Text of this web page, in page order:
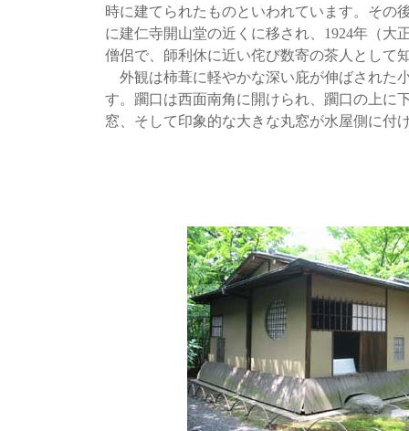
時に建てられたものといわれています。その
に建仁寺開山堂の近くに移され、1924年（大
僧侶で、師利休に近い侘び数寄の茶人として
外観は柿葺に軽やかな深い庇が伸ばされた
す。躙口は西面南角に開けられ、躙口の上に
窓、そして印象的な大きな丸窓が水屋側に付